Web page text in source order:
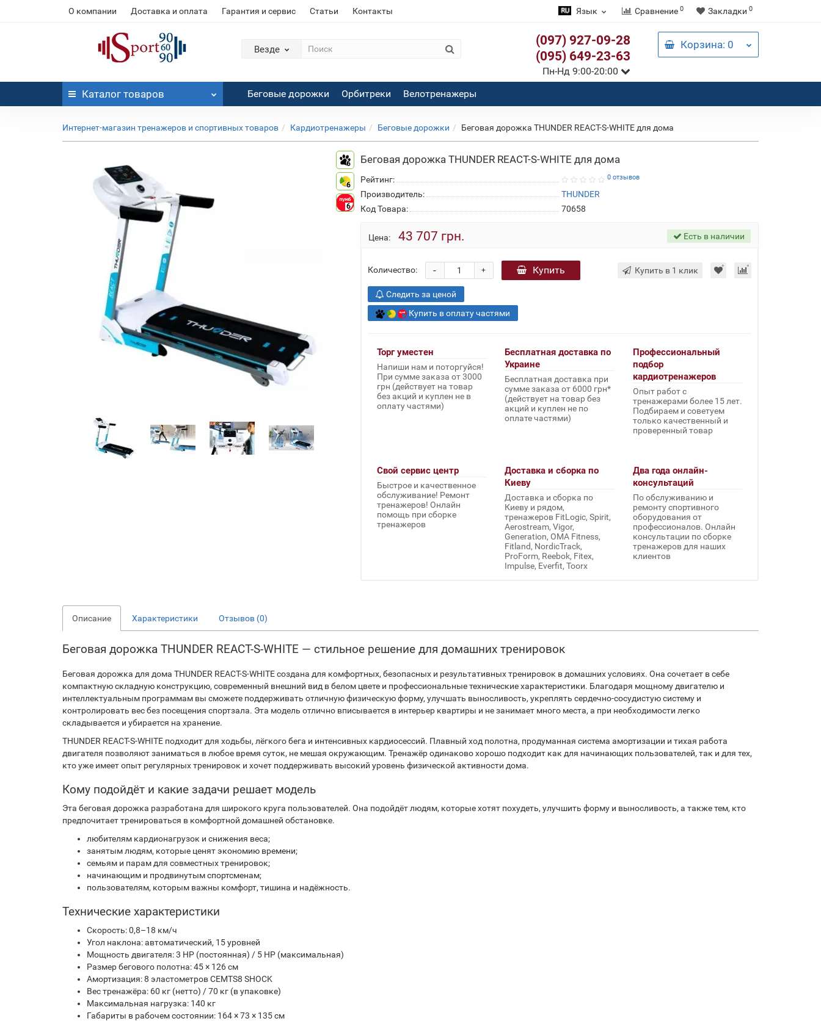
О компании Доставка и оплата Гарантия и сервис Статьи Контакты Язык Сравнение 0 Закладки 0
Везде
(097) 927-09-28
(095) 649-23-63
Пн-Нд 9:00-20:00
Корзина: 0
Каталог товаров Беговые дорожки Орбитреки Велотренажеры
Интернет-магазин тренажеров и спортивных товаров Кардиотренажеры Беговые дорожки Беговая дорожка THUNDER REACT-S-WHITE для дома
6
6
6
Беговая дорожка THUNDER REACT-S-WHITE для дома
Рейтинг: 0 отзывов
Производитель:
THUNDER
Код Товара:
70658
Цена: 43 707 грн. Есть в наличии
Количество: +
- Купить
Следить за ценой
Купить в оплату частями
Купить в 1 клик
Торг уместен
Напиши нам и поторгуйся!
При сумме заказа от 3000
грн (действует на товар
без акций и куплен не в
оплату частями)
Бесплатная доставка по
Украине
Бесплатная доставка при
сумме заказа от 6000 грн*
(действует на товар без
акций и куплен не по
оплате частями)
Профессиональный
подбор
кардиотренажеров
Опыт работ с
тренажерами более 15 лет.
Подбираем и советуем
только качественный и
проверенный товар
Свой сервис центр
Быстрое и качественное
обслуживание! Ремонт
тренажеров! Онлайн
помощь при сборке
тренажеров
Доставка и сборка по
Киеву
Доставка и сборка по
Киеву и рядом,
тренажеров FitLogic, Spirit,
Aerostream, Vigor,
Generation, OMA Fitness,
Fitland, NordicTrack,
ProForm, Reebok, Fitex,
Impulse, Everfit, Toorx
Два года онлайн-
консультаций
По обслуживанию и
ремонту спортивного
оборудования от
профессионалов. Онлайн
консультации по сборке
тренажеров для наших
клиентов
Описание Характеристики Отзывов (0)
Беговая дорожка THUNDER REACT-S-WHITE — стильное решение для домашних тренировок
Беговая дорожка для дома THUNDER REACT-S-WHITE создана для комфортных, безопасных и результативных тренировок в домашних условиях. Она сочетает в себе
компактную складную конструкцию, современный внешний вид в белом цвете и профессиональные технические характеристики. Благодаря мощному двигателю и
интеллектуальным программам вы сможете поддерживать отличную физическую форму, улучшать выносливость, укреплять сердечно-сосудистую систему и
контролировать вес без посещения спортзала. Эта модель отлично вписывается в интерьер квартиры и не занимает много места, а при необходимости легко
складывается и убирается на хранение.
THUNDER REACT-S-WHITE подходит для ходьбы, лёгкого бега и интенсивных кардиосессий. Плавный ход полотна, продуманная система амортизации и тихая работа
двигателя позволяют заниматься в любое время суток, не мешая окружающим. Тренажёр одинаково хорошо подходит как для начинающих пользователей, так и для тех,
кто уже имеет опыт регулярных тренировок и хочет поддерживать высокий уровень физической активности дома.
Кому подойдёт и какие задачи решает модель
Эта беговая дорожка разработана для широкого круга пользователей. Она подойдёт людям, которые хотят похудеть, улучшить форму и выносливость, а также тем, кто
предпочитает тренироваться в комфортной домашней обстановке.
любителям кардионагрузок и снижения веса;
занятым людям, которые ценят экономию времени;
семьям и парам для совместных тренировок;
начинающим и продвинутым спортсменам;
пользователям, которым важны комфорт, тишина и надёжность.
Технические характеристики
Скорость: 0,8–18 км/ч
Угол наклона: автоматический, 15 уровней
Мощность двигателя: 3 HP (постоянная) / 5 HP (максимальная)
Размер бегового полотна: 45 × 126 см
Амортизация: 8 эластометров CEMTS8 SHOCK
Вес тренажёра: 60 кг (нетто) / 70 кг (в упаковке)
Максимальная нагрузка: 140 кг
Габариты в рабочем состоянии: 164 × 73 × 135 см